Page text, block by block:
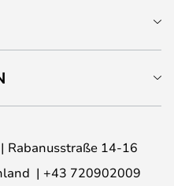
Rabanusstraße 14-16
+43 720902009